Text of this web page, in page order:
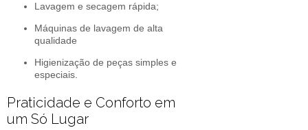
Lavagem e secagem rápida;
Máquinas de lavagem de alta
qualidade
Higienização de peças simples e
especiais.
Praticidade e Conforto em
um Só Lugar